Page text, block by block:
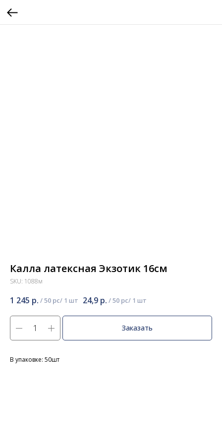
Калла латексная Экзотик 16см
SKU: 1088м
1 245 р. /50 pc 24,9 р. /50 pc
Заказать
В упаковке: 50шт